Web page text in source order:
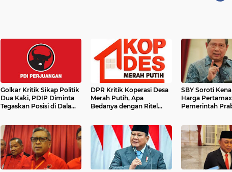
Golkar Kritik Sikap Politik
Dua Kaki, PDIP Diminta
Tegaskan Posisi di Dalam
DPR Kritik Koperasi Desa
Merah Putih, Apa
Bedanya dengan Ritel
SBY Soroti
Harga
Pemerintah